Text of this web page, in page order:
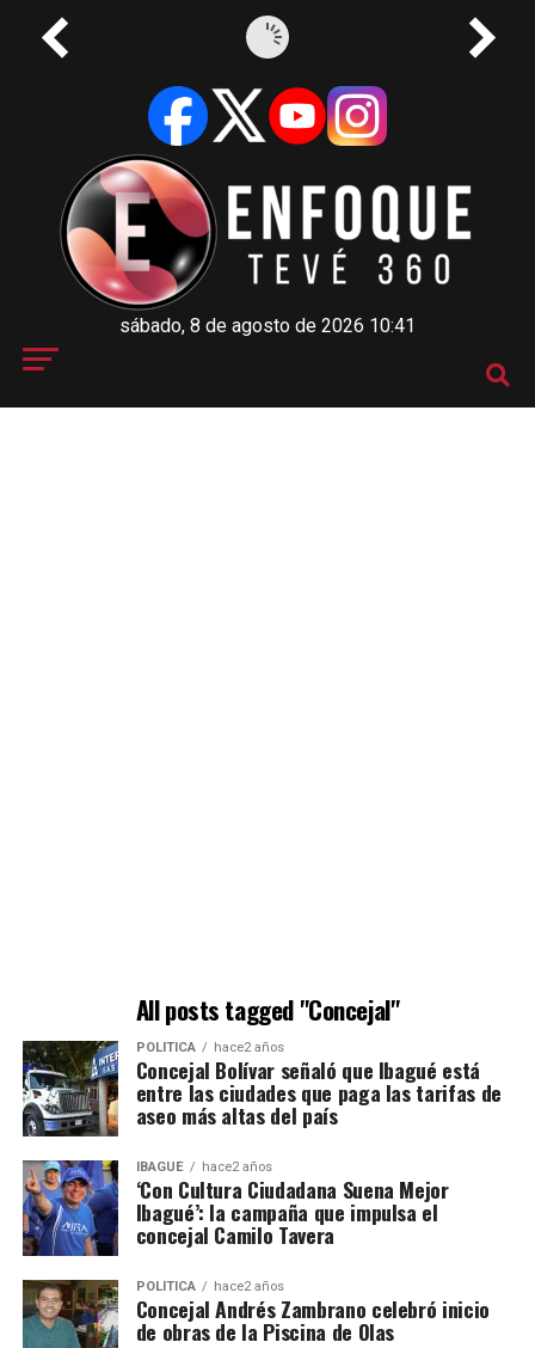
sábado, 8 de agosto de 2026 10:41
All posts tagged "Concejal"
POLÍTICA hace2 años
Concejal Bolívar señaló que Ibagué está
entre las ciudades que paga las tarifas de
aseo más altas del país
IBAGUÉ hace2 años
‘Con Cultura Ciudadana Suena Mejor
Ibagué’: la campaña que impulsa el
concejal Camilo Tavera
POLÍTICA hace2 años
Concejal Andrés Zambrano celebró inicio
de obras de la Piscina de Olas